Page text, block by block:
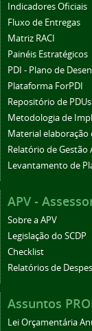
Indicadores Oficiais
Fluxo de Entregas
Matriz RACI
Painéis Estratégicos
PDI - Plano de
Plataforma ForPDI
Repositório de
Metodologia de
Material elaboração
Relatório de Gestão
Levantamento de
APV -
Sobre a APV
Legislação do SCDP
Checklist
Relatórios de
Assuntos
Lei Orçamentária